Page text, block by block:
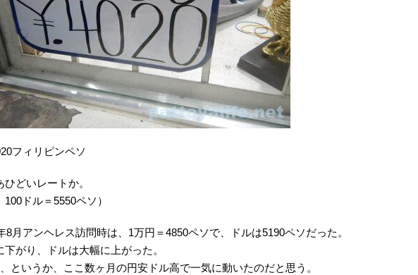
フィリピンペソ
ひどいレートか。
100ドル＝5550ペソ）
8月アンヘレス訪問時は、1万円＝4850ペソで、ドルは5190ペソだった。
下がり、ドルは大幅に上がった。
というか、ここ数ヶ月の円安ドル高で一気に動いたのだと思う。